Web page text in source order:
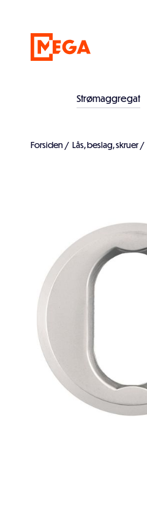
Strømaggregat
Forsiden / Lås, beslag, skruer /